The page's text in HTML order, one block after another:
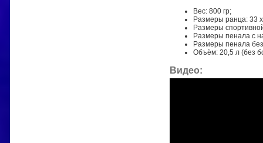
Вес: 800 гр;
Размеры ранца: 33
Размеры
Размеры пенала с
Размеры пенала
Объём: 20,5 л (без
Видео: